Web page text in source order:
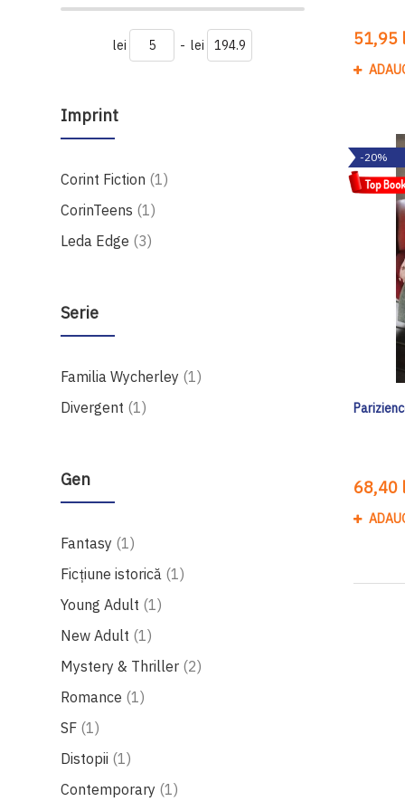
lei - lei
Imprint
Corint Fiction 1produs
CorinTeens 1produs
Leda Edge 3produse
Serie
Familia Wycherley 1produs
Divergent 1produs
Gen
Fantasy 1produs
Ficțiune istorică
1produs
Young Adult 1produs
New Adult 1produs
Mystery & Thriller 2produse
Romance 1produs
SF 1produs
Distopii 1produs
Contemporary 1produs
51,95
-20%
68,40